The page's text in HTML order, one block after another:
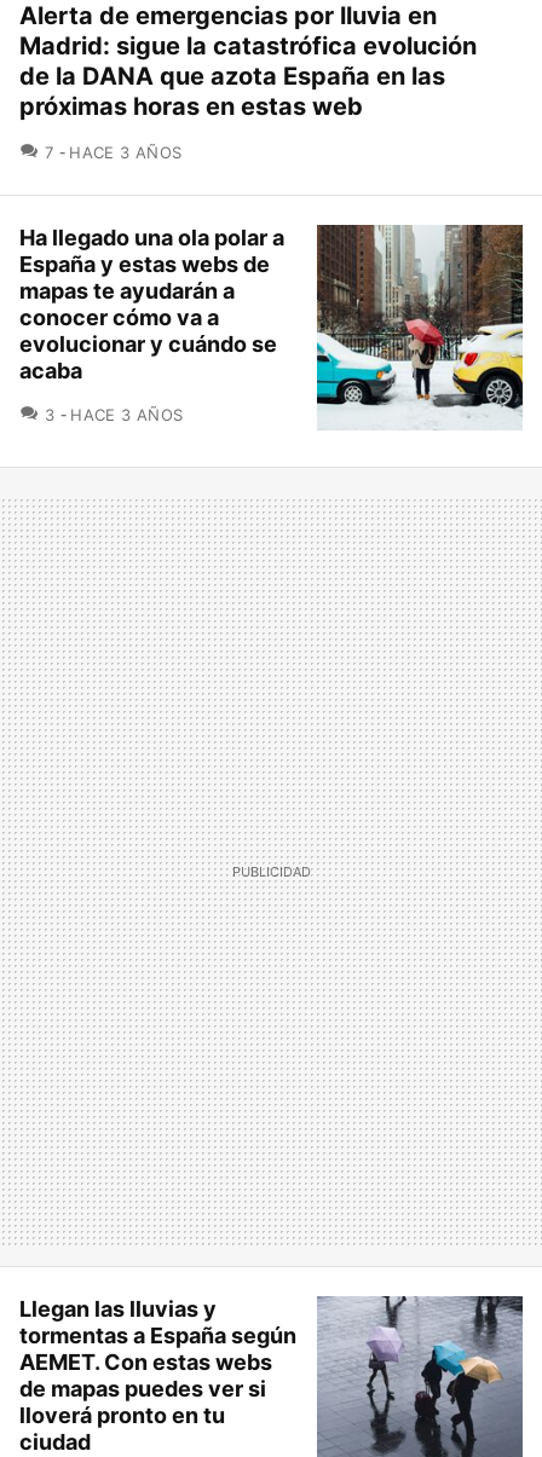
Alerta de emergencias por lluvia en
Madrid: sigue la catastrófica evolución
de la DANA que azota España en las
próximas horas en estas web
7 COMENTARIOS
HACE 3 AÑOS
Ha llegado una ola polar a
España y estas webs de
mapas te ayudarán a
conocer cómo va a
evolucionar y cuándo se
acaba
3 COMENTARIOS
HACE 3 AÑOS
Llegan las lluvias y
tormentas a España según
AEMET. Con estas webs
de mapas puedes ver si
lloverá pronto en tu
ciudad